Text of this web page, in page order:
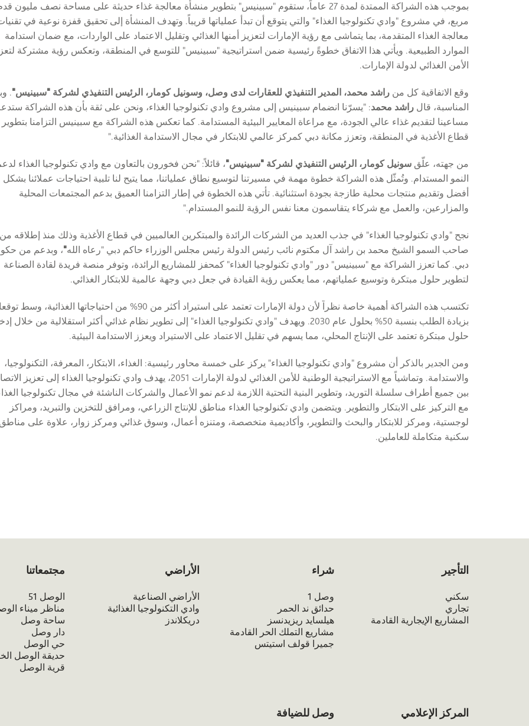
بموجب هذه الشراكة الممتدة لمدة 27 عاماً، ستقوم "سبينيس" بتطوير منشأة معالجة غذاء حديثة على مساحة نصف مليون
مربع، في مشروع "وادي تكنولوجيا الغذاء" والتي يتوقع أن تبدأ عملياتها قريباً. وتهدف المنشأة إلى تحقيق قفزة نوعية في
معالجة الغذاء المتقدمة، بما يتماشى مع رؤية الإمارات لتعزيز أمنها الغذائي وتقليل الاعتماد على الواردات، مع ضمان استدامة
الموارد الطبيعية. ويأتي هذا الاتفاق خطوةً رئيسية ضمن استراتيجية "سبينيس" للتوسع في المنطقة، وتعكس رؤية مشتركة
الأمن الغذائي لدولة الإمارات.
وقع الاتفاقية كل من راشد محمد، المدير التنفيذي للعقارات لدى وصل، وسونيل كومار، الرئيس التنفيذي لشركة "سبينيس".
المناسبة، قال راشد محمد: "يسرّنا انضمام سبينيس إلى مشروع وادي تكنولوجيا الغذاء، ونحن على ثقة بأن هذه الشراكة
مساعينا لتقديم غذاء عالي الجودة، مع مراعاة المعايير البيئية المستدامة. كما تعكس هذه الشراكة مع سبينيس التزامنا بتطوير
قطاع الأغذية في المنطقة، وتعزز مكانة دبي كمركز عالمي للابتكار في مجال الاستدامة الغذائية."
من جهته، علّق سونيل كومار، الرئيس التنفيذي لشركة "سبينيس"، قائلاً: "نحن فخورون بالتعاون مع وادي تكنولوجيا الغذاء
النمو المستدام. وتُمثّل هذه الشراكة خطوة مهمة في مسيرتنا لتوسيع نطاق عملياتنا، مما يتيح لنا تلبية احتياجات عملائنا بشكل
أفضل وتقديم منتجات محلية طازجة بجودة استثنائية. تأتي هذه الخطوة في إطار التزامنا العميق بدعم المجتمعات المحلية
والمزارعين، والعمل مع شركاء يتقاسمون معنا نفس الرؤية للنمو المستدام."
نجح "وادي تكنولوجيا الغذاء" في جذب العديد من الشركات الرائدة والمبتكرين العالميين في قطاع الأغذية وذلك منذ إطلاقه
صاحب السمو الشيخ محمد بن راشد آل مكتوم نائب رئيس الدولة رئيس مجلس الوزراء حاكم دبي "رعاه الله"، وبدعم من
دبي. كما تعزز الشراكة مع "سبينيس" دور "وادي تكنولوجيا الغذاء" كمحفز للمشاريع الرائدة، وتوفر منصة فريدة لقادة الصناعة
لتطوير حلول مبتكرة وتوسيع عملياتهم، مما يعكس رؤية القيادة في جعل دبي وجهة عالمية للابتكار الغذائي.
تكتسب هذه الشراكة أهمية خاصة نظراً لأن دولة الإمارات تعتمد على استيراد أكثر من 90% من احتياجاتها الغذائية،
بزيادة الطلب بنسبة 50% بحلول عام 2030. ويهدف "وادي تكنولوجيا الغذاء" إلى تطوير نظام غذائي أكثر استقلالية من خلال
حلول مبتكرة تعتمد على الإنتاج المحلي، مما يسهم في تقليل الاعتماد على الاستيراد ويعزز الاستدامة البيئية.
ومن الجدير بالذكر أن مشروع "وادي تكنولوجيا الغذاء" يركز على خمسة محاور رئيسية: الغذاء، الابتكار، المعرفة، التكنولوجيا،
والاستدامة. وتماشياً مع الاستراتيجية الوطنية للأمن الغذائي لدولة الإمارات 2051، يهدف وادي تكنولوجيا الغذاء إلى تعزيز
بين جميع أطراف سلسلة التوريد، وتطوير البنية التحتية اللازمة لدعم نمو الأعمال والشركات الناشئة في مجال تكنولوجيا
مع التركيز على الابتكار والتطوير. ويتضمن وادي تكنولوجيا الغذاء مناطق للإنتاج الزراعي، ومرافق للتخزين والتبريد، ومراكز
لوجستية، ومركز للابتكار والبحث والتطوير، وأكاديمية متخصصة، ومتنزه أعمال، وسوق غذائي ومركز زوار، علاوة على
سكنية متكاملة للعاملين.
التأجير
سكني
تجاري
المشاريع الإيجارية القادمة
شراء
وصل 1
حدائق ند الحمر
هيلسايد ريزيدنسز
مشاريع التملك الحر القادمة
جميرا قولف استيتس
الأراضي
الأراضي الصناعية
وادي التكنولوجيا الغذائية
دريكلاندز
مجتمعاتنا
الوصل 51
مناظر ميناء
ساحة وصل
دار وصل
حي الوصل
حديقة الوصل
قرية الوصل
المركز الإعلامي وصل للضيافة